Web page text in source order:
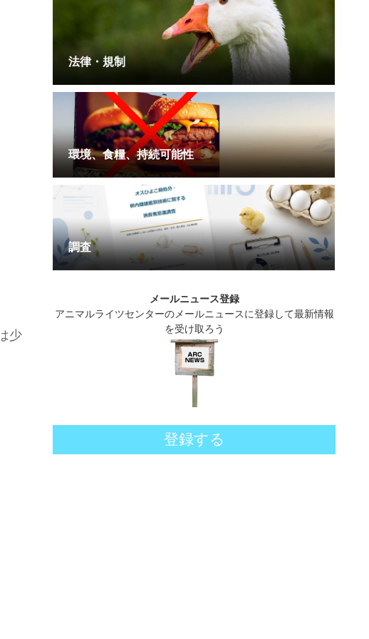
少
法律・規制
環境、食糧、持続可能性
調査
メールニュース登録
アニマルライツセンターのメールニュースに登録して最新情報
を受け取ろう
登録する